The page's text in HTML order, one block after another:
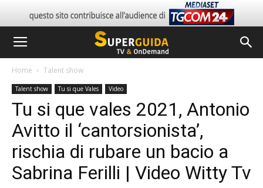
Home Talent show
Talent show Tu si que Vales Video
Tu si que vales 2021, Antonio
Avitto il ‘cantorsionista’,
rischia di rubare un bacio a
Sabrina Ferilli | Video Witty Tv